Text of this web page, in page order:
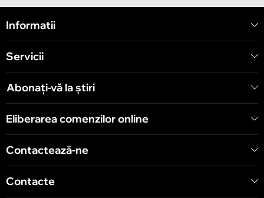
Strada Mitropolit Varlaam 58
Chișinău
Informatii
Servicii
Abonați-vă la știri
Eliberarea comenzilor online
Contactează-ne
Contacte